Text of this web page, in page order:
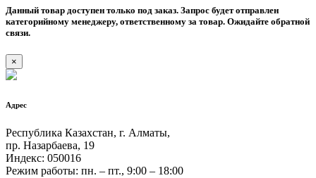
Данный товар доступен только под заказ. Запрос будет отправлен
категорийному менеджеру, ответственному за товар. Ожидайте обратной
связи.
×
Адрес
Республика Казахстан, г. Алматы,
пр. Назарбаева, 19
Индекс: 050016
Режим работы: пн. – пт., 9:00 – 18:00